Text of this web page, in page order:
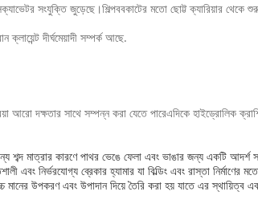
সংযুক্তি জুড়েছে।শিল্পববকাটের মতো ছোট্ট ক্যারিয়ার থেকে
দীর্ঘমেয়াদী সম্পর্ক আছে.
দক্ষতার সাথে সম্পন্ন করা যেতে পারেএদিকে হাইড্রোলিক
শব্দ মাত্রার কারণে পাথর ভেঙে ফেলা এবং ভাঙার জন্য একটি আদর্শ
নির্ভরযোগ্য ব্রেকার হ্যামার যা বিল্ডিং এবং রাস্তা নির্মাণের
মানের উপকরণ এবং উপাদান দিয়ে তৈরি করা হয় যাতে এর স্থায়িত্ব